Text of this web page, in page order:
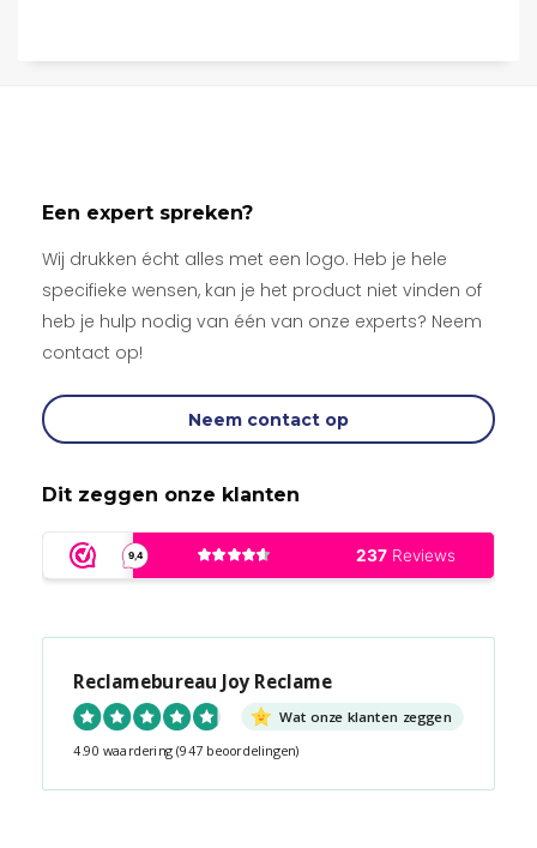
Een expert spreken?
Wij drukken écht alles met een logo. Heb je hele
specifieke wensen, kan je het product niet vinden of
heb je hulp nodig van één van onze experts? Neem
contact op!
Neem contact op
Dit zeggen onze klanten
Reclamebureau Joy Reclame
Wat onze klanten zeggen
4.90 waardering (947 beoordelingen)